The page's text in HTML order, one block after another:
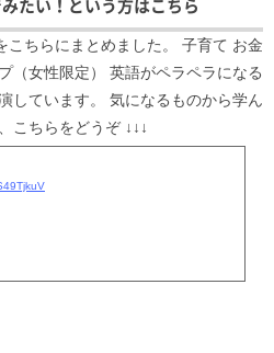
たい！という方はこちら
こちらにまとめました。 子育て お金
（女性限定） 英語がペラペラになる
しています。 気になるものから学ん
こちらをどうぞ ↓↓↓